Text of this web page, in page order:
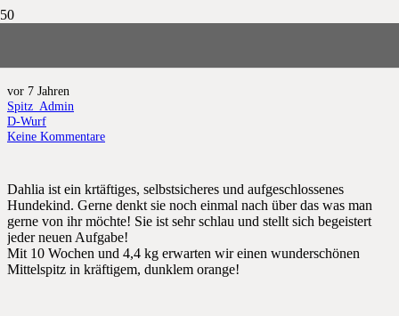
vor 7 Jahren
Spitz_Admin
D-Wurf
Keine Kommentare
Dahlia ist ein krtäftiges, selbstsicheres und aufgeschlossenes
Hundekind. Gerne denkt sie noch einmal nach über das was man
gerne von ihr möchte! Sie ist sehr schlau und stellt sich begeistert
jeder neuen Aufgabe!
Mit 10 Wochen und 4,4 kg erwarten wir einen wunderschönen
Mittelspitz in kräftigem, dunklem orange!